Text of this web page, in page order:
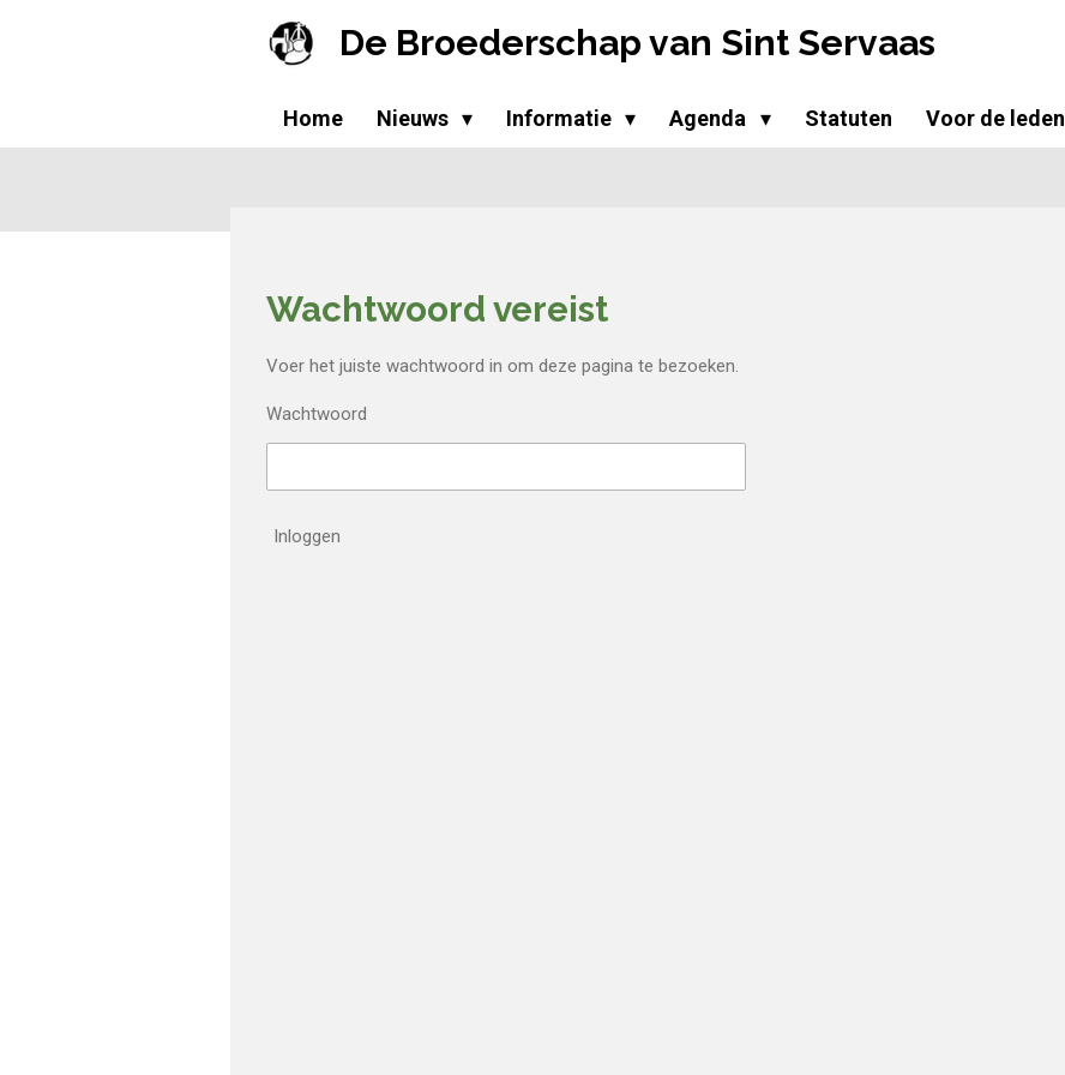
hoofdinhoud
De Broederschap van Sint Servaas
Home Nieuws Informatie Agenda Statuten Voor de leden
Wachtwoord vereist
Voer het juiste wachtwoord in om deze pagina te bezoeken.
Wachtwoord
Inloggen